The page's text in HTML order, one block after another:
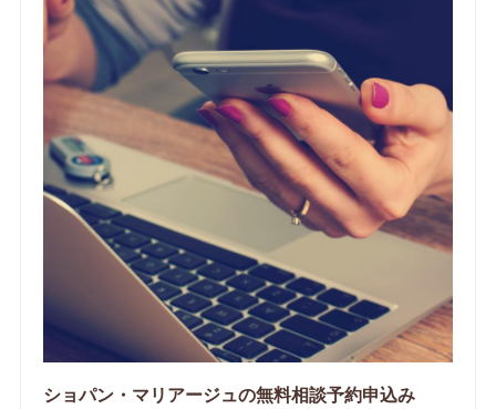
ショパン・マリアージュの無料相談予約申込み